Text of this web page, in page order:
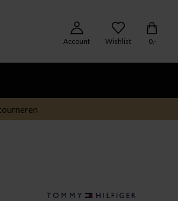
Account Wishlist 0,-